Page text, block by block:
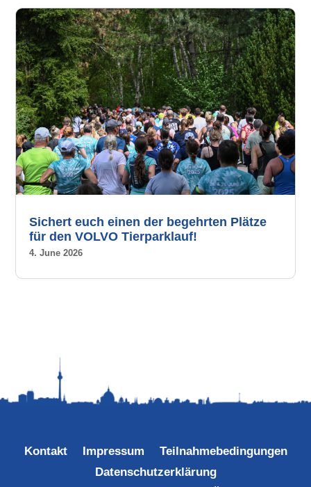
Sichert euch einen der begehrten Plätze
für den VOLVO Tierparklauf!
4. June 2026
Kontakt Impressum
Teilnahmebedingungen
Datenschutzerklärung